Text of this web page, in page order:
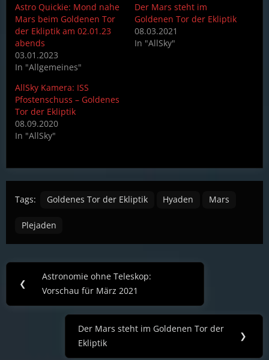
Astro Quickie: Mond nahe
Mars beim Goldenen Tor
der Ekliptik am 02.01.23
abends
03.01.2023
In "Allgemeines"
Der Mars steht im
Goldenen Tor der Ekliptik
08.03.2021
In "AllSky"
AllSky Kamera: ISS
Pfostenschuss – Goldenes
Tor der Ekliptik
08.09.2020
In "AllSky"
Tags: Goldenes Tor der Ekliptik Hyaden Mars
Plejaden
Post
navigation
❮
Previous
Post:
Astronomie ohne Teleskop:
Vorschau für März 2021
Next
Post:
Der Mars steht im Goldenen Tor der
Ekliptik
❯